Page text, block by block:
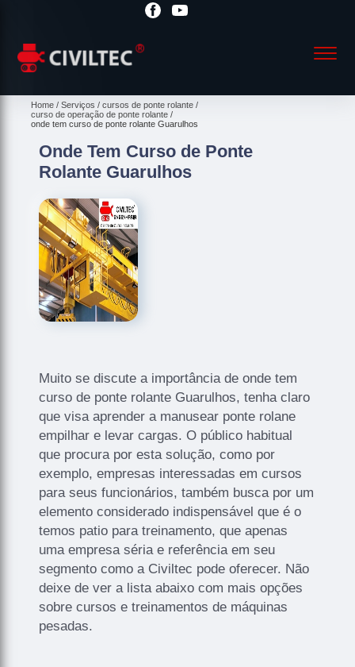
Home Serviços
cursos de ponte rolante
curso de operação de ponte rolante
onde tem curso de ponte rolante Guarulhos
Onde Tem Curso de Ponte
Rolante Guarulhos
Muito se discute a importância de onde tem
curso de ponte rolante Guarulhos, tenha claro
que visa aprender a manusear ponte rolane
empilhar e levar cargas. O público habitual
que procura por esta solução, como por
exemplo, empresas interessadas em cursos
para seus funcionários, também busca por um
elemento considerado indispensável que é o
temos patio para treinamento, que apenas
uma empresa séria e referência em seu
segmento como a Civiltec pode oferecer. Não
deixe de ver a lista abaixo com mais opções
sobre cursos e treinamentos de máquinas
pesadas.